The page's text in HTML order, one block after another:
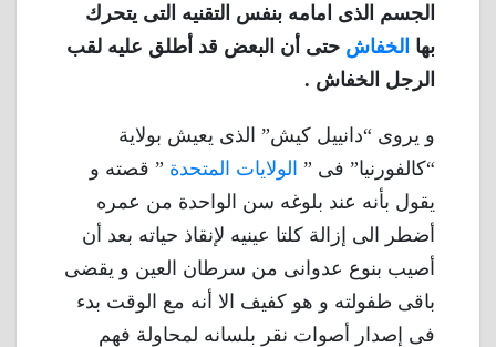
الجسم الذى امامه بنفس التقنيه التى يتحرك
بها الخفاش حتى أن البعض قد أطلق عليه لقب
الرجل الخفاش .
و يروى “دانييل كيش” الذى يعيش بولاية
“كالفورنيا” فى ” الولايات المتحدة ” قصته و
يقول بأنه عند بلوغه سن الواحدة من عمره
أضطر الى إزالة كلتا عينيه لإنقاذ حياته بعد أن
أصيب بنوع عدوانى من سرطان العين و يقضى
باقى طفولته و هو كفيف الا أنه مع الوقت بدء
فى إصدار أصوات نقر بلسانه لمحاولة فهم